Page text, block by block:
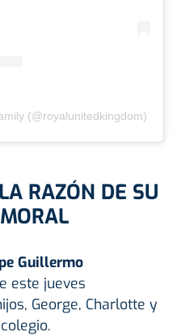
(@royalunitedkingdom)
RAZÓN DE SU
Guillermo
este jueves
George, Charlotte y